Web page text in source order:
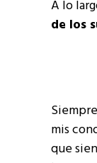
A lo
de los
mis
que